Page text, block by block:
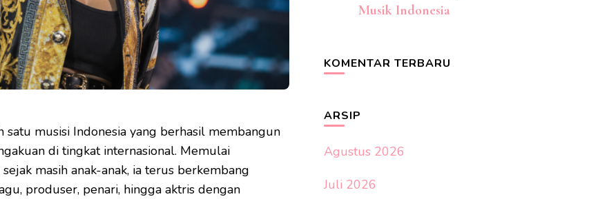
satu musisi Indonesia yang berhasil membangun
di tingkat internasional. Memulai
masih anak-anak, ia terus berkembang
produser, penari, hingga aktris dengan
Musik Indonesia
KOMENTAR TERBARU
ARSIP
Agustus 2026
Juli 2026